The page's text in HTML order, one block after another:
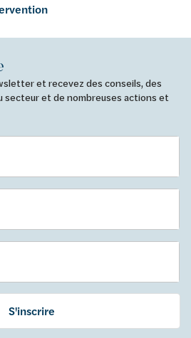
et recevez des conseils, des
secteur et de nombreuses actions et
S'inscrire